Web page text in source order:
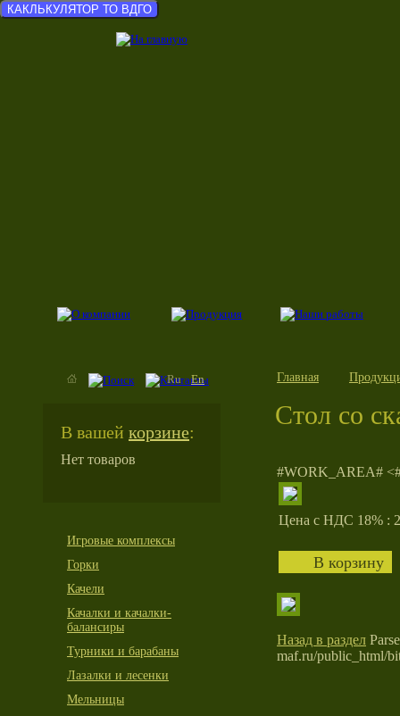
КАКЛЬКУЛЯТОР ТО ВДГО
Ru En
В вашей корзине:
Нет товаров
Игровые комплексы
Горки
Качели
Качалки и качалки-
балансиры
Турники и барабаны
Лазалки и лесенки
Мельницы
Главная
Стол со
#WORK_AREA#
Цена с НДС 18% :
Назад в раздел
maf.ru/public_html/